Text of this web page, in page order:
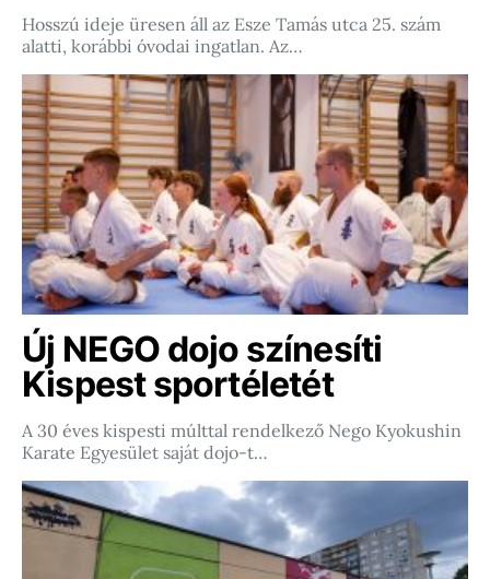
Hosszú ideje üresen áll az Esze Tamás utca 25. szám
alatti, korábbi óvodai ingatlan. Az…
Új NEGO dojo színesíti
Kispest sportéletét
A 30 éves kispesti múlttal rendelkező Nego Kyokushin
Karate Egyesület saját dojo-t…